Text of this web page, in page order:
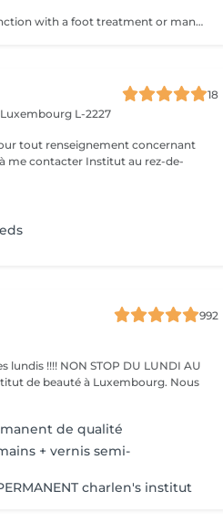
Can only be booked in conjunction with a foot treatment or manicure.
18
Luxembourg L-2227
tout renseignement concernant
Institut au rez-de-
992
lundis !!!! NON STOP DU LUNDI AU
de qualité
+ vernis semi-
charlen's institut